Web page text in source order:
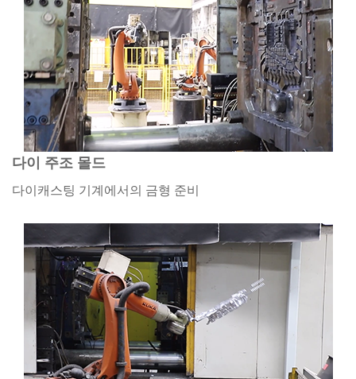
다이 주조 몰드
다이캐스팅 기계에서의 금형 준비